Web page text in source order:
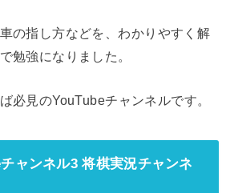
の指し方などを、わかりやすく解
勉強になりました。
必見のYouTubeチャンネルです。
ャンネル3 将棋実況チャンネ